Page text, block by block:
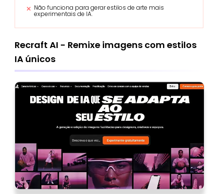
Não funciona para gerar estilos de arte mais
experimentais de IA.
Recraft AI - Remixe imagens com estilos
IA únicos